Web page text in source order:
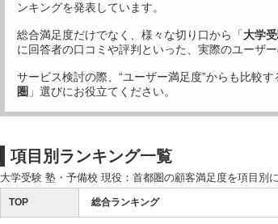
ンキングを発表しています。
総合満足度だけでなく、様々な切り口から「大学
に回答者の口コミや評判といった、実際のユーザー
サービス検討の際、“ユーザー満足度”からも比較す
圏 」選びにお役立てください。
項目別ランキング一覧
大学受験 塾・予備校 現役：首都圏の顧客満足度を項目別
TOP 総合ランキング